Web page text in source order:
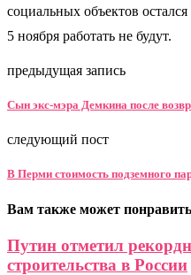
социальных объектов
5 ноября работать не будут.
предыдущая запись
Сын экс-мэра Демкина после
следующий пост
В Перми стоимость подземного
Вам также может
Путин отметил
строительства в России